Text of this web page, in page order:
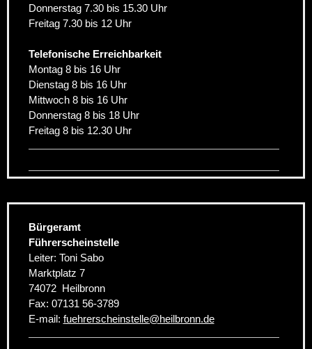
Donnerstag 7.30 bis 15.30 Uhr
Freitag 7.30 bis 12 Uhr
Telefonische Erreichbarkeit
Montag 8 bis 16 Uhr
Dienstag 8 bis 16 Uhr
Mittwoch 8 bis 16 Uhr
Donnerstag 8 bis 18 Uhr
Freitag 8 bis 12.30 Uhr
Bürgeramt
Führerscheinstelle
Leiter: Toni Sabo
Marktplatz 7
74072
Heilbronn
Fax: 07131 56-3789
E-mail: fuehrerscheinstelle@heilbronn.de